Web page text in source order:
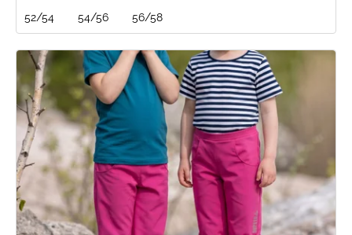
52/54 54/56 56/58